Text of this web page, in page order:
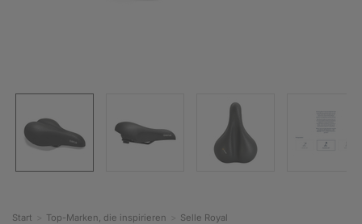
Start Top-Marken, die inspirieren Selle Royal